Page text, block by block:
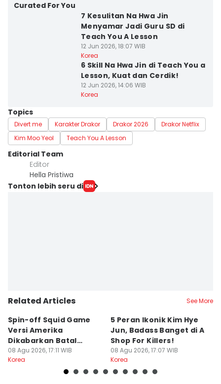
Curated For You
7 Kesulitan Na Hwa Jin
Menyamar Jadi Guru SD di
Teach You A Lesson
12 Jun 2026, 18:07 WIB
Korea
6 Skill Na Hwa Jin di Teach You a
Lesson, Kuat dan Cerdik!
12 Jun 2026, 14:06 WIB
Korea
Topics
Divert me Karakter Drakor Drakor 2026
Drakor Netflix
Kim Moo Yeol
Teach You A Lesson
Editorial Team
Editor
Hella Pristiwa
Tonton lebih seru di
Related Articles See More
Spin-off Squid Game
Versi Amerika
Dikabarkan Batal
Dibuat, Kenapa?
08 Agu 2026, 17:11 WIB
Korea
5 Peran Ikonik Kim Hye
Jun, Badass Banget di A
Shop For Killers!
08 Agu 2026, 17:07 WIB
Korea